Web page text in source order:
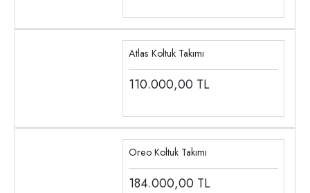
Atlas Koltuk Takımı
110.000,00 TL
Oreo Koltuk Takımı
184.000,00 TL